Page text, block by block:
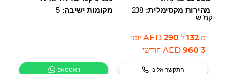
מקומות ישיבה: 5
מהירות מקסימלית: 238
קמ"ש
מ 132 ל 290
AED יומי
3 960
AED חודשי
וואטסאפ התקשר אלינו